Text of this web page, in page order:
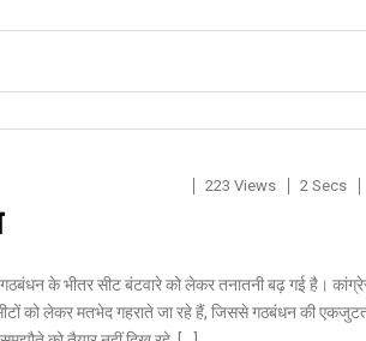
223 Views 2 Secs
के भीतर सीट बंटवारे को लेकर तनातनी बढ़ गई है।
को लेकर मतभेद गहराते जा रहे हैं, जिससे गठबंधन की